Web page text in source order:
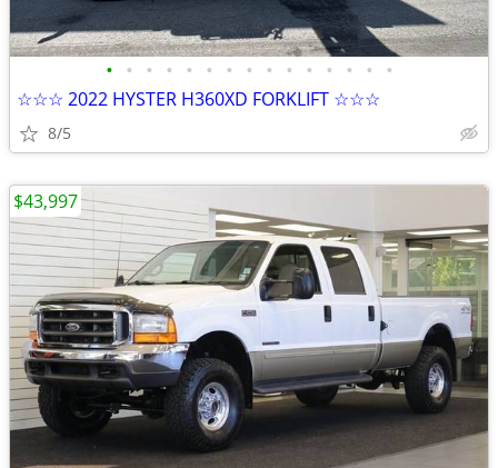
• • • • • • • • • • • • • • •
☆☆☆ 2022 HYSTER H360XD FORKLIFT ☆☆☆
8/5
$43,997